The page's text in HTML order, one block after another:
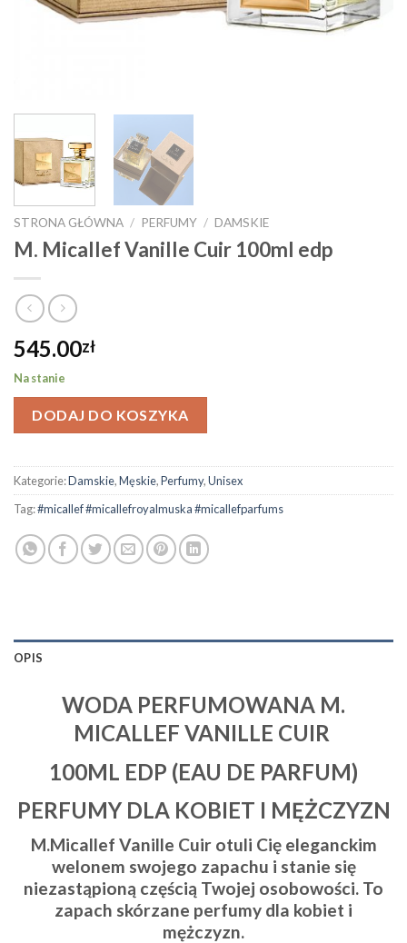
STRONA GŁÓWNA / PERFUMY / DAMSKIE
M. Micallef Vanille Cuir 100ml edp
545.00zł
Na stanie
DODAJ DO KOSZYKA
Kategorie:Damskie,Męskie,Perfumy,Unisex
Tag:#micallef #micallefroyalmuska #micallefparfums
OPIS
WODA PERFUMOWANA M.
MICALLEF VANILLE CUIR
100ML EDP (EAU DE PARFUM)
PERFUMY DLA KOBIET I MĘŻCZYZN
M.Micallef Vanille Cuir otuli Cię eleganckim
welonem swojego zapachu i stanie się
niezastąpioną częścią Twojej osobowości. To
zapach skórzane perfumy dla kobiet i
mężczyzn.